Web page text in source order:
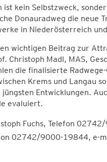
kein Selbstzweck,
Donauradweg die neue
in Niederösterreich
wichtigen Beitrag zur
Christoph Madl, MAS,
die finalisierte
Krems und Langau
Entwicklungen.
evaluiert.
Fuchs, Telefon
02742/9000-19844, e-